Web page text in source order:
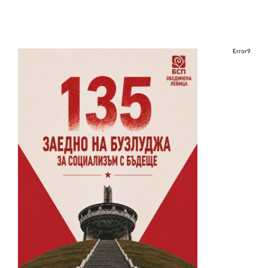
Error9